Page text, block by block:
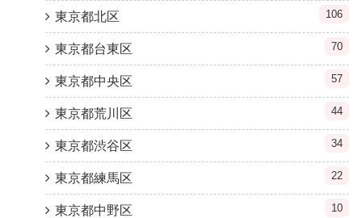
東京都北区 106
東京都台東区 70
東京都中央区 57
東京都荒川区 44
東京都渋谷区 34
東京都練馬区 22
東京都中野区 10